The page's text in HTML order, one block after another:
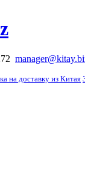
на доставку из Китая